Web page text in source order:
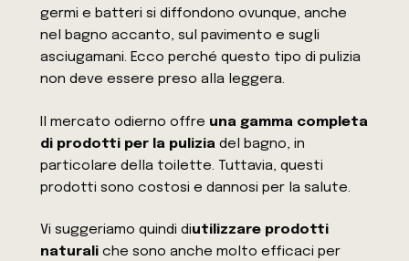
germi e batteri si diffondono ovunque, anche
nel bagno accanto, sul pavimento e sugli
asciugamani. Ecco perché questo tipo di pulizia
non deve essere preso alla leggera.
Il mercato odierno offre una gamma completa
di prodotti per la pulizia del bagno, in
particolare della toilette. Tuttavia, questi
prodotti sono costosi e dannosi per la salute.
Vi suggeriamo quindi diutilizzare prodotti
naturali che sono anche molto efficaci per